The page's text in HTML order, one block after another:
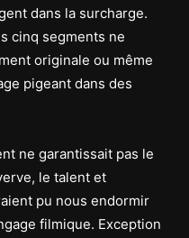
dans la surcharge.
cinq segments ne
originale ou même
pigeant dans des
ne garantissait pas le
le talent et
pu nous endormir
filmique. Exception